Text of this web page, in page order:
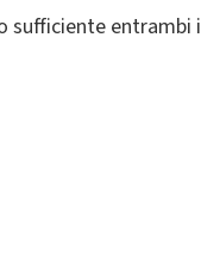
sufficiente entrambi i